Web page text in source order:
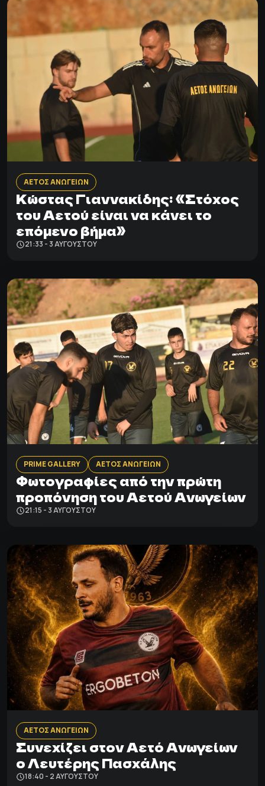
ΑΕΤΟΣ ΑΝΩΓΕΙΩΝ
Κώστας Γιαννακίδης: «Στόχος
του Αετού είναι να κάνει το
επόμενο βήμα»
21:33 - 3 ΑΥΓΟΎΣΤΟΥ
PRIME GALLERY ΑΕΤΟΣ ΑΝΩΓΕΙΩΝ
Φωτογραφίες από την πρώτη
προπόνηση του Αετού Ανωγείων
21:15 - 3 ΑΥΓΟΎΣΤΟΥ
ΑΕΤΟΣ ΑΝΩΓΕΙΩΝ
Συνεχίζει στον Αετό Ανωγείων
ο Λευτέρης Πασχάλης
18:40 - 2 ΑΥΓΟΎΣΤΟΥ